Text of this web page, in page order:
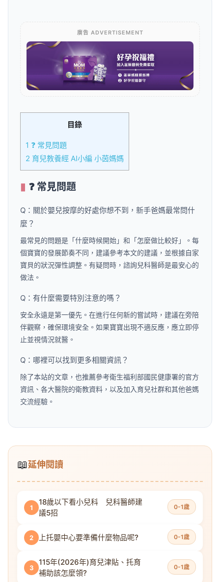
廣告 ADVERTISEMENT
目錄
1 ❓ 常見問題
2 育兒教養經 AI小編 小茵媽媽
❓ 常見問題
Q：關於嬰兒按摩的好處你想不到，新手爸媽最常問什
麼？
最常見的問題是「什麼時候開始」和「怎麼做比較好」。每
個寶寶的發展節奏不同，建議參考本文的建議，並根據自家
寶貝的狀況彈性調整。有疑問時，諮詢兒科醫師是最安心的
做法。
Q：有什麼需要特別注意的嗎？
安全永遠是第一優先。在進行任何新的嘗試時，建議在旁陪
伴觀察，確保環境安全。如果寶寶出現不適反應，應立即停
止並視情況就醫。
Q：哪裡可以找到更多相關資訊？
除了本站的文章，也推薦參考衛生福利部國民健康署的官方
資訊、各大醫院的衛教資料，以及加入育兒社群和其他爸媽
交流經驗。
📖延伸閱讀
1
18歲以下看小兒科 兒科醫師建
議5招
0-1歲
2 上托嬰中心要準備什麼物品呢? 0-1歲
3
115年(2026年)育兒津貼、托育
補助該怎麼領?
0-1歲